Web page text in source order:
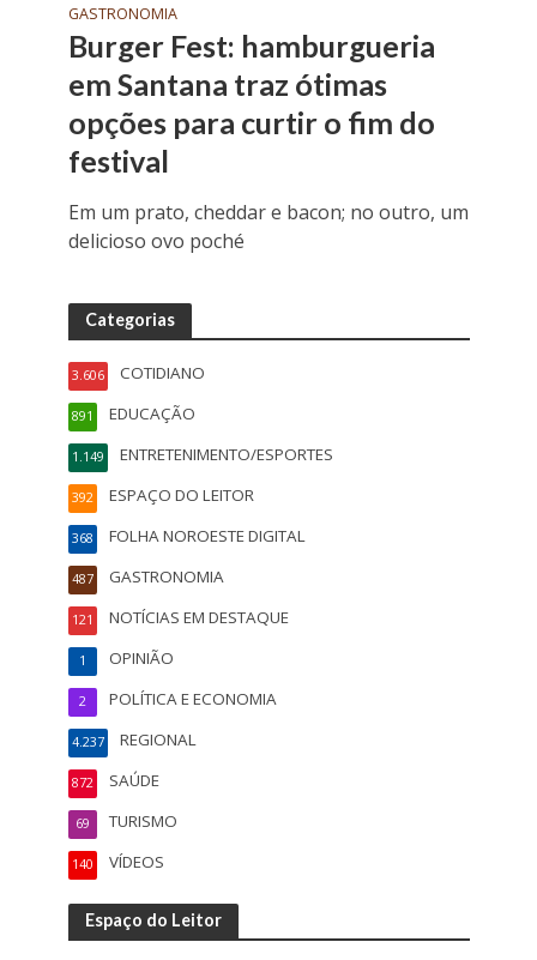
GASTRONOMIA
Burger Fest: hamburgueria
em Santana traz ótimas
opções para curtir o fim do
festival
Em um prato, cheddar e bacon; no outro, um
delicioso ovo poché
Categorias
COTIDIANO
3.606
EDUCAÇÃO
891
ENTRETENIMENTO/ESPORTES
1.149
ESPAÇO DO LEITOR
392
FOLHA NOROESTE DIGITAL
368
GASTRONOMIA
487
NOTÍCIAS EM DESTAQUE
121
OPINIÃO
1
POLÍTICA E ECONOMIA
2
REGIONAL
4.237
SAÚDE
872
TURISMO
69
VÍDEOS
140
Espaço do Leitor